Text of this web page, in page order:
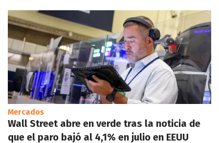
Mercados
Wall Street abre en verde tras la noticia de
que el paro bajó al 4,1% en julio en EEUU